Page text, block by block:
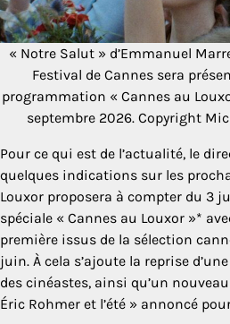
« Notre Salut » d’Emmanuel
Festival de Cannes sera
programmation « Cannes au
septembre 2026. Copyright
Pour ce qui est de l’actualité, le
quelques indications sur les
Louxor proposera à compter du 3
spéciale « Cannes au Louxor »*
première issus de la sélection
juin. À cela s’ajoute la reprise
des cinéastes, ainsi qu’un
Éric Rohmer et l’été » annoncé